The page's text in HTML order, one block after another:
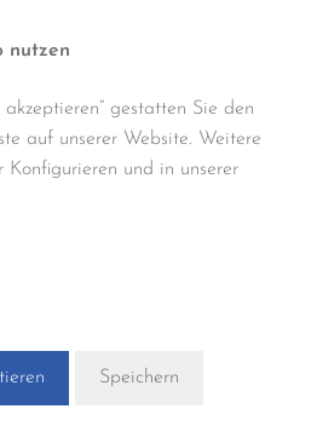
nutzen
gestatten Sie den
auf unserer Website. Weitere
Konfigurieren und in unserer
Speichern